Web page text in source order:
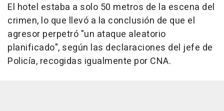
El hotel estaba a solo 50 metros de la escena del
crimen, lo que llevó a la conclusión de que el
agresor perpetró "un ataque aleatorio
planificado", según las declaraciones del jefe de
Policía, recogidas igualmente por CNA.